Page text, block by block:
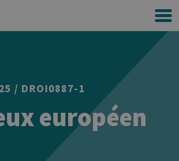
/ DROI0887-1
européen